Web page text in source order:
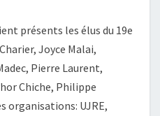
présents les élus du 19e
Joyce Malai,
Pierre Laurent,
Chiche, Philippe
organisations: UJRE,